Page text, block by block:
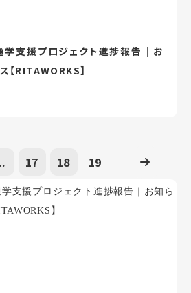
学支援プロジェクト進捗報告｜お
【RITAWORKS】
17 18 19